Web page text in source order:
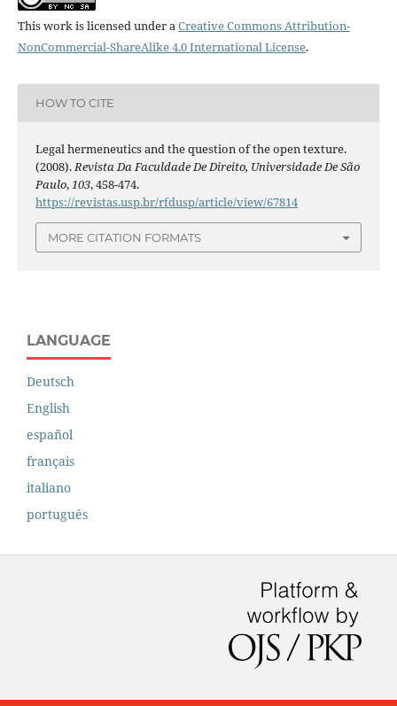
This work is licensed under aCreative Commons Attribution-
NonCommercial-ShareAlike 4.0 International License.
HOW TO CITE
Legal hermeneutics and the question of the open texture.
(2008).Revista Da Faculdade De Direito, Universidade De São
Paulo,103, 458-474.
https://revistas.usp.br/rfdusp/article/view/67814
MORE CITATION FORMATS
LANGUAGE
Deutsch
English
español
français
italiano
português